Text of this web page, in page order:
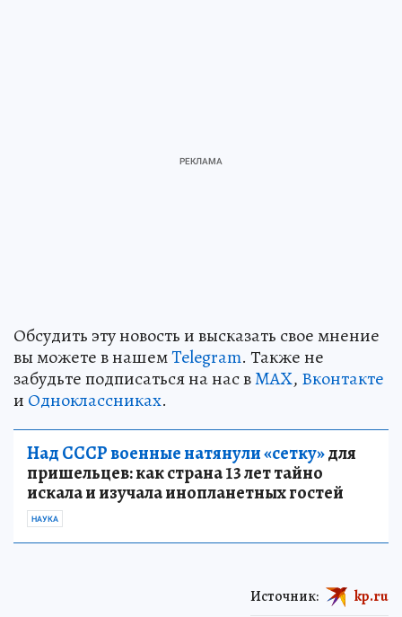
Обсудить эту новость и высказать свое мнение
вы можете в нашемTelegram. Также не
забудьте подписаться на нас вMAX, Вконтакте
и Одноклассниках.
Над СССР военные натянули «сетку»для
пришельцев: как страна 13 лет тайно
искала и изучала инопланетных гостей
НАУКА
Источник: kp.ru